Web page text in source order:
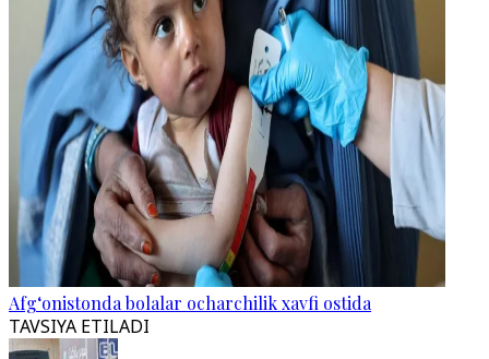
Afg‘onistonda bolalar ocharchilik xavfi ostida
TAVSIYA ETILADI